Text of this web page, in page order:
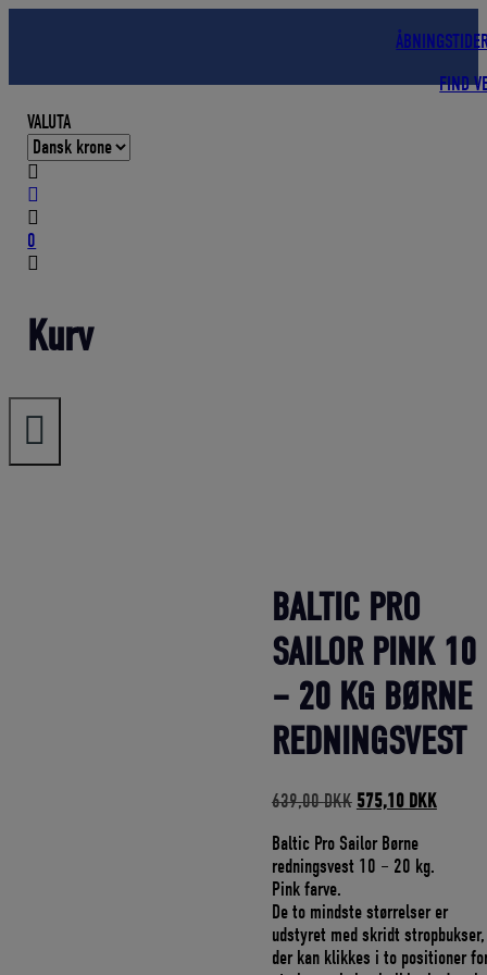
FIND
VALUTA
0
Kurv
BALTIC PRO
SAILOR PINK 10
– 20 KG BØRNE
REDNINGSVEST
639,00DKK Den
pris
var:
575,10 DKKDen
Baltic Pro Sailor Børne
redningsvest 10 – 20 kg.
Pink farve.
De to mindste størrelser er
udstyret med skridt stropbukser,
der kan klikkes i to positioner